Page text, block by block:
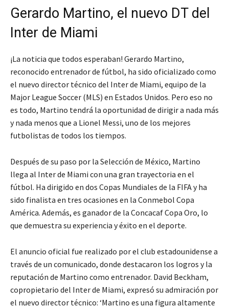
Gerardo Martino, el nuevo DT del
Inter de Miami
¡La noticia que todos esperaban! Gerardo Martino,
reconocido entrenador de fútbol, ha sido oficializado como
el nuevo director técnico del Inter de Miami, equipo de la
Major League Soccer (MLS) en Estados Unidos. Pero eso no
es todo, Martino tendrá la oportunidad de dirigir a nada más
y nada menos que a Lionel Messi, uno de los mejores
futbolistas de todos los tiempos.
Después de su paso por la Selección de México, Martino
llega al Inter de Miami con una gran trayectoria en el
fútbol. Ha dirigido en dos Copas Mundiales de la FIFA y ha
sido finalista en tres ocasiones en la Conmebol Copa
América. Además, es ganador de la Concacaf Copa Oro, lo
que demuestra su experiencia y éxito en el deporte.
El anuncio oficial fue realizado por el club estadounidense a
través de un comunicado, donde destacaron los logros y la
reputación de Martino como entrenador. David Beckham,
copropietario del Inter de Miami, expresó su admiración por
el nuevo director técnico: ‘Martino es una figura altamente